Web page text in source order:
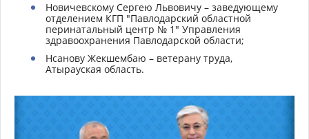
Новичевскому Сергею Львовичу – заведующему
отделением КГП "Павлодарский областной
перинатальный центр № 1" Управления
здравоохранения Павлодарской области;
Нсанову Жекшембаю – ветерану труда,
Атырауская область.